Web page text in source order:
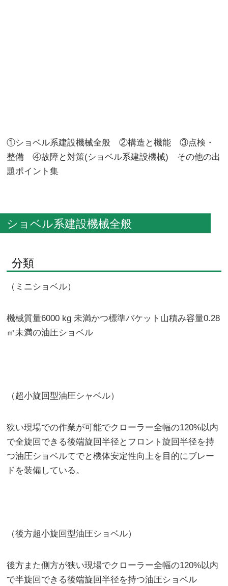
①ショベル系建設機械全般 ②構造と機能 ③点検・
整備 ④故障と対策(ショベル系建設機械) その他の出
題ポイント集
ショベル系建設機械全般
分類
（ミニショベル）
機械質量6000 kg 未満かつ標準バケット山積み容量0.28
㎥未満の油圧ショベル
（超小旋回型油圧シャベル）
狭い現場での作業が可能でクローラー全幅の120%以内
で全旋回できる後端旋回半径とフロント旋回半径を持
つ油圧ショベルてでと機体安定性向上を目的にブレー
ドを装備している。
（後方超小旋回型油圧ショベル）
後方また側方が狭い現場でクローラー全幅の120%以内
で半旋回できる後端旋回半径を持つ油圧ショベル